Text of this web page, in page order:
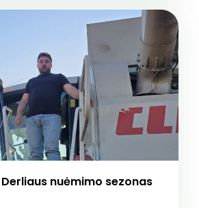
nuėmimo sezonas